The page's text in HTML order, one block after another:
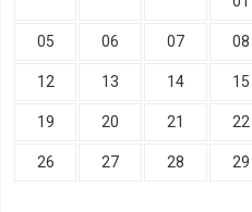
05 06 07 08
12 13 14 15
19 20 21 22
26 27 28 29